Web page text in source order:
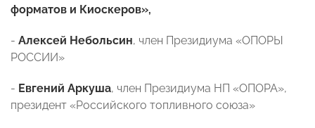
форматов и Киоскеров»,
- Алексей Небольсин, член Президиума «ОПОРЫ
РОССИИ»
- Евгений Аркуша, член Президиума НП «ОПОРА»,
президент «Российского топливного союза»